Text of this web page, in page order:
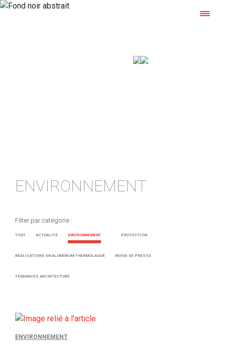
ENVIRONNEMENT
Filter par catégorie :
TOUT ACTUALITÉ ENVIRONNEMENT PROTECTION
RÉALISATIONS EN ALUMINIUM THERMOLAQUÉ REVUE DE PRESSE
TENDANCES ARCHITECTURE
ENVIRONNEMENT